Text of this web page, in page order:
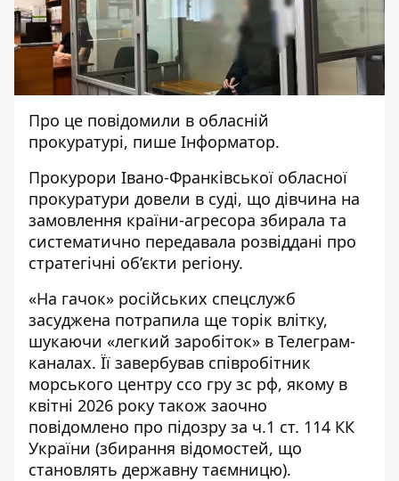
Про це повідомили в обласній
прокуратурі, пише Інформатор.
Прокурори Івано-Франківської обласної
прокуратури довели в суді, що дівчина на
замовлення країни-агресора збирала та
систематично передавала розвіддані про
стратегічні об’єкти регіону.
«На гачок» російських спецслужб
засуджена потрапила ще торік влітку,
шукаючи «легкий заробіток» в Телеграм-
каналах. Її завербував співробітник
морського центру ссо гру зс рф, якому в
квітні 2026 року також заочно
повідомлено про підозру за ч.1 ст. 114 КК
України (збирання відомостей, що
становлять державну таємницю).